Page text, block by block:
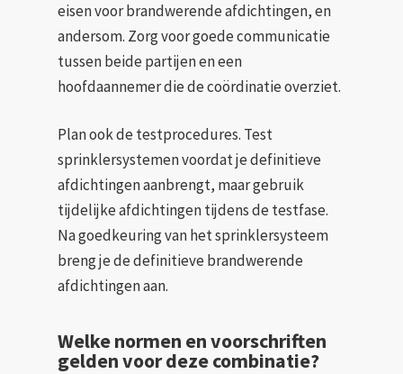
eisen voor brandwerende afdichtingen, en
andersom. Zorg voor goede communicatie
tussen beide partijen en een
hoofdaannemer die de coördinatie overziet.
Plan ook de testprocedures. Test
sprinklersystemen voordat je definitieve
afdichtingen aanbrengt, maar gebruik
tijdelijke afdichtingen tijdens de testfase.
Na goedkeuring van het sprinklersysteem
breng je de definitieve brandwerende
afdichtingen aan.
Welke normen en voorschriften
gelden voor deze combinatie?